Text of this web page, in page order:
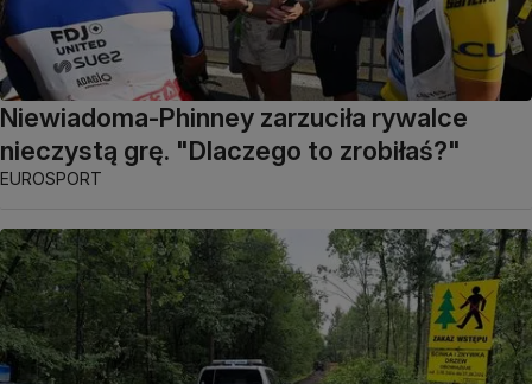
Niewiadoma-Phinney zarzuciła rywalce
nieczystą grę. "Dlaczego to zrobiłaś?"
EUROSPORT